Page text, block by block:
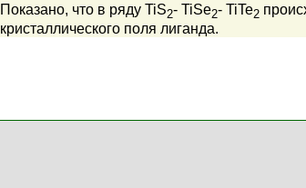
Показано, что в ряду TiS2- TiSe2- TiTe2
кристаллического поля лиганда.